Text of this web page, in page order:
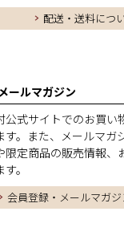
配送・送料につ
ールマガジン
公式サイトでのお買い
す。また、メールマガ
限定商品の販売情報、
。
会員登録・メールマガ